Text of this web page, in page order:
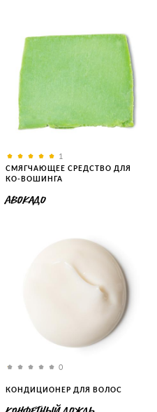
1
СМЯГЧАЮЩЕЕ СРЕДСТВО ДЛЯ
КО-ВОШИНГА
АВОКАДО
0
КОНДИЦИОНЕР ДЛЯ ВОЛОС